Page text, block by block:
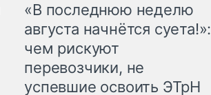
«В последнюю неделю
августа начнётся суета!»:
чем рискуют
перевозчики, не
успевшие освоить ЭТрН